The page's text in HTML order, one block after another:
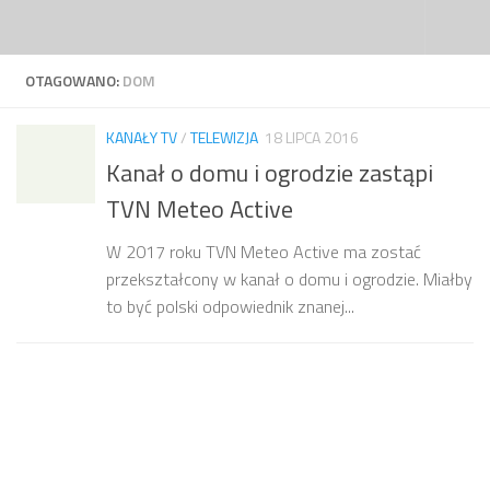
OTAGOWANO:DOM
KANAŁY TV/TELEWIZJA 18 LIPCA 2016
Kanał o domu i ogrodzie zastąpi
TVN Meteo Active
W 2017 roku TVN Meteo Active ma zostać
przekształcony w kanał o domu i ogrodzie. Miałby
to być polski odpowiednik znanej...